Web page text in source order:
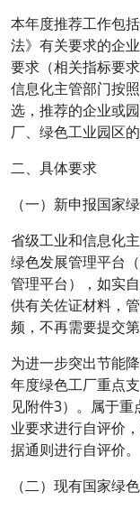
本年度推荐工作包
法》有关要求的企
要求（相关指标要
信息化主管部门按
选，推荐的企业或
厂、绿色工业园区的
二、具体要求
（一）新申报国家
省级工业和信息化
绿色发展管理平台
管理平台），如实
供有关佐证材料，
频，不再需要提交第
为进一步突出节能
年度绿色工厂重点
见附件3）。属于
业要求进行自评价
据通则进行自评价。
（二）现有国家绿